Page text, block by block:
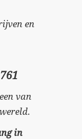
en
van
in